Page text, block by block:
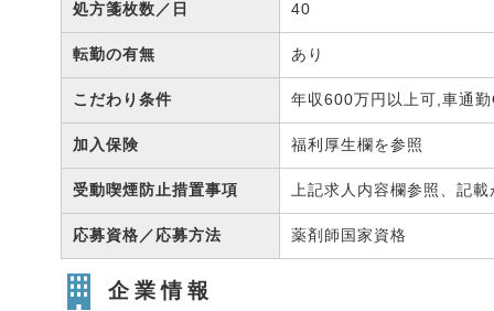
処方箋枚数／日 40
転勤の有無 あり
こだわり条件 年収600万円以上可,車通
加入保険 福利厚生欄を参照
受動喫煙防止措置事項 上記求人内容欄参照、記
応募資格／応募方法 薬剤師国家資格
企業情報